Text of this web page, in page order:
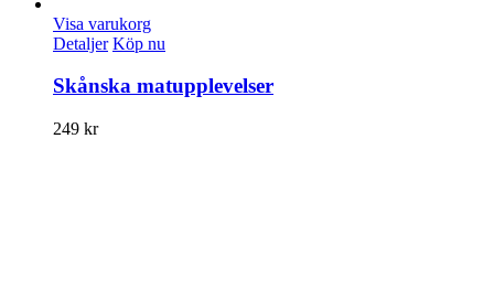
Visa varukorg
Detaljer Köp nu
Skånska matupplevelser
249 kr